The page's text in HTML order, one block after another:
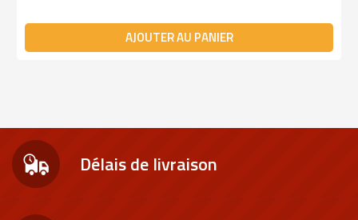
AJOUTER AU PANIER
Délais de livraison